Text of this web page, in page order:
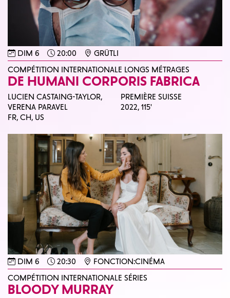
DIM 6 20:00
GRÜTLI
COMPÉTITION INTERNATIONALE LONGS MÉTRAGES
DE HUMANI CORPORIS FABRICA
LUCIEN CASTAING-TAYLOR,
VERENA PARAVEL
FR, CH, US
PREMIÈRE SUISSE
2022,115'
DIM 6 20:30
FONCTION:CINÉMA
COMPÉTITION INTERNATIONALE SÉRIES
BLOODY MURRAY